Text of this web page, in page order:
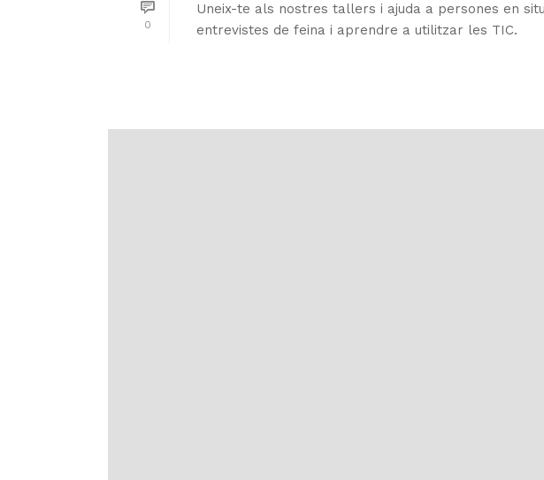
0
Uneix-te als nostres tallers i ajuda a persones en
entrevistes de feina i aprendre a utilitzar les TIC.